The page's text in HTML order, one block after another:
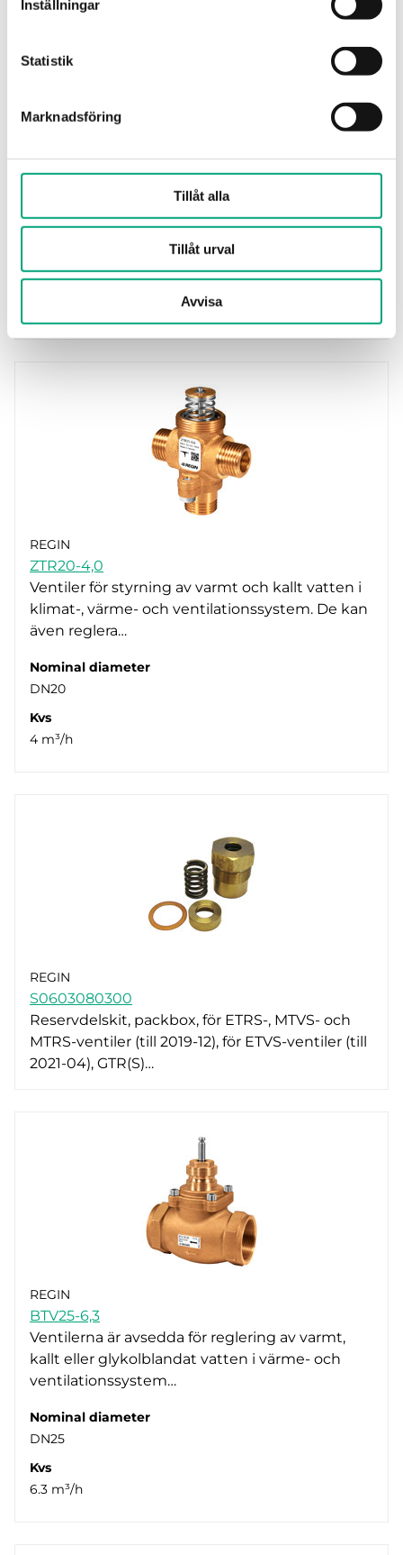
Inställningar
Statistik
Marknadsföring
Tillåt alla
Tillåt urval
Avvisa
REGIN
Adaptersatser för anpassning av ställdon från
andra leverantörer till Regins ventilserier.
REGIN
ZTR20-4,0
Ventiler för styrning av varmt och kallt vatten i
klimat-, värme- och ventilationssystem. De kan
även reglera…
Nominal diameter
DN20
Kvs
4 m³/h
REGIN
S0603080300
Reservdelskit, packbox, för ETRS-, MTVS- och
MTRS-ventiler (till 2019-12), för ETVS-ventiler (till
2021-04), GTR(S)…
REGIN
BTV25-6,3
Ventilerna är avsedda för reglering av varmt,
kallt eller glykolblandat vatten i värme- och
ventilationssystem…
Nominal diameter
DN25
Kvs
6.3 m³/h